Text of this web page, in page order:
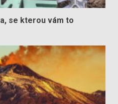
se kterou vám to